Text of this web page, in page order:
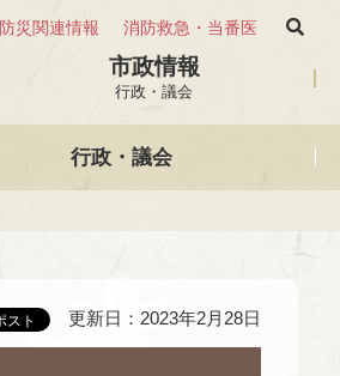
防災関連情報 消防救急・当番医
市政情報
行政・議会
行政・議会
更新日：2023年2月28日